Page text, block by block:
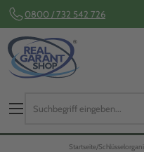
0800 / 732 542 726
Startseite